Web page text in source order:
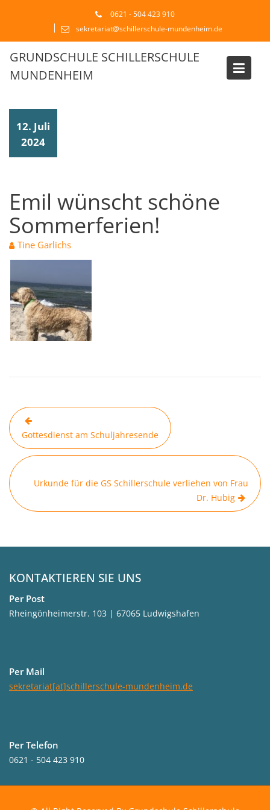
0621 - 504 423 910
sekretariat@schillerschule-mundenheim.de
GRUNDSCHULE SCHILLERSCHULE
MUNDENHEIM
12. Juli
2024
Emil wünscht schöne
Sommerferien!
Tine Garlichs
Beitragsnavigation
Gottesdienst am Schuljahresende
Urkunde für die GS Schillerschule verliehen von Frau
Dr. Hubig
KONTAKTIEREN SIE UNS
Per Post
Rheingönheimerstr. 103 | 67065 Ludwigshafen
Per Mail
sekretariat[at]schillerschule-mundenheim.de
Per Telefon
0621 - 504 423 910